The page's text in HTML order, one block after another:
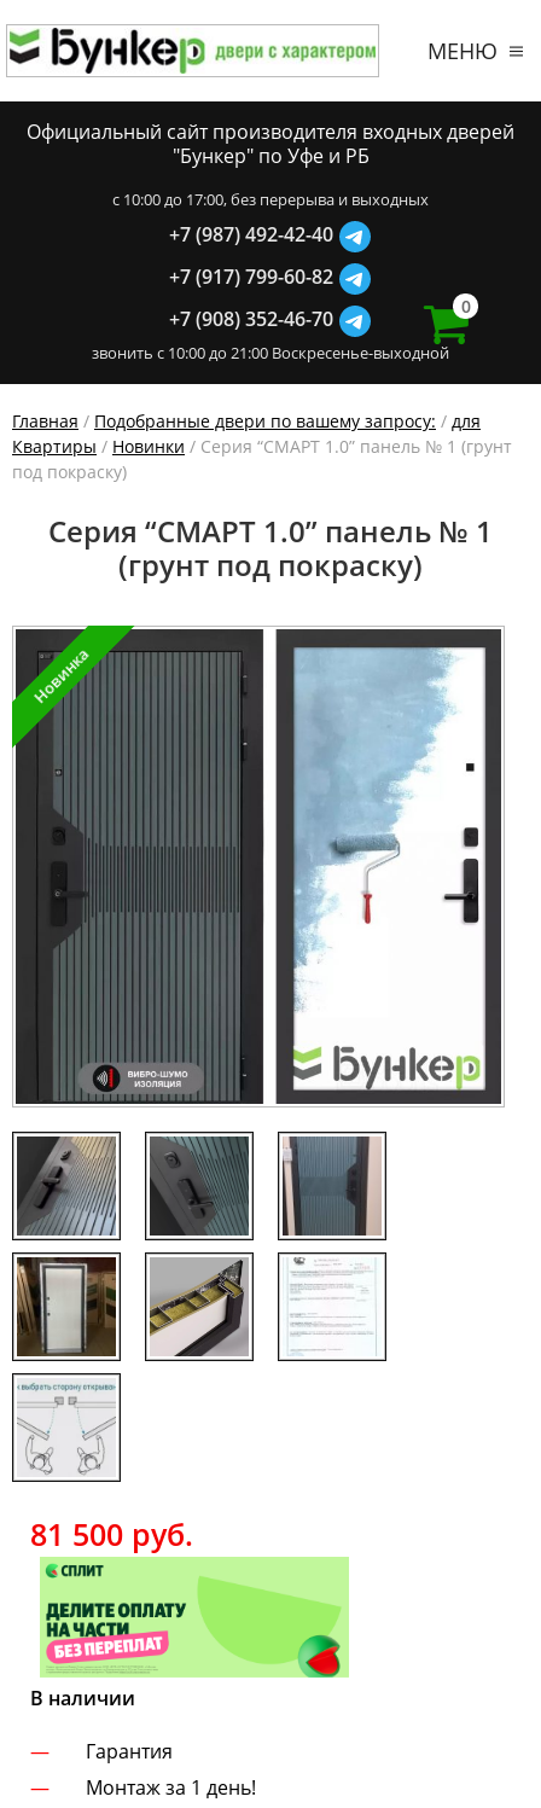
МЕНЮ
Официальный сайт производителя входных дверей
"Бункер" по Уфе и РБ
c 10:00 до 17:00, без перерыва и выходных
+7 (987) 492-42-40
+7 (917) 799-60-82
+7 (908) 352-46-70
звонить с 10:00 до 21:00 Воскресенье-выходной
0
Главная / Подобранные двери по вашему запросу: / для
Квартиры / Новинки / Серия “СМАРТ 1.0” панель № 1 (грунт
под покраску)
Серия “СМАРТ 1.0” панель № 1
(грунт под покраску)
Новинка
81 500 руб.
В наличии
Гарантия
Монтаж за 1 день!